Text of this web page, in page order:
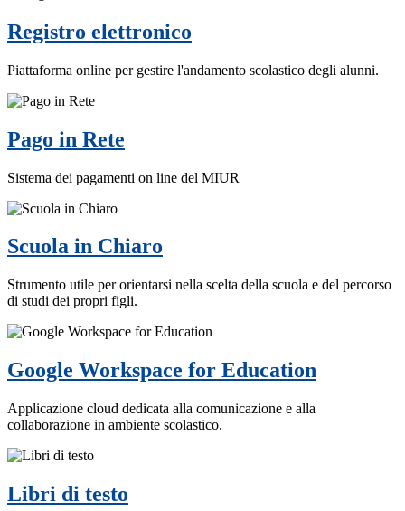
Registro elettronico
Piattaforma online per gestire l'andamento scolastico degli alunni.
Pago in Rete
Sistema dei pagamenti on line del MIUR
Scuola in Chiaro
Strumento utile per orientarsi nella scelta della scuola e del percorso
di studi dei propri figli.
Google Workspace for Education
Applicazione cloud dedicata alla comunicazione e alla
collaborazione in ambiente scolastico.
Libri di testo